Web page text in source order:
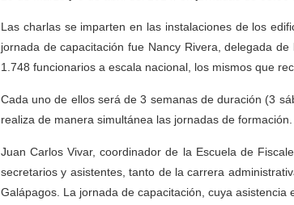
Las charlas se imparten en las instalaciones de los
jornada de capacitación fue Nancy Rivera, delegada
1.748 funcionarios a escala nacional, los mismos que
Cada uno de ellos será de 3 semanas de duración (3
realiza de manera simultánea las jornadas de formación.
Juan Carlos Vivar, coordinador de la Escuela de
secretarios y asistentes, tanto de la carrera
Galápagos. La jornada de capacitación, cuya